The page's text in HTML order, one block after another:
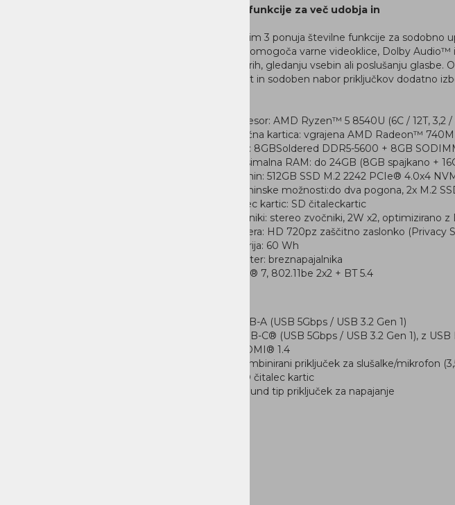
Pametne funkcije za več udobja in
IdeaPad Slim 3 ponuja številne funkcije za sodobno
zasebnost omogoča varne videoklice, Dolby
pri pogovorih, gledanju vsebin ali poslušanju glasbe.
povezljivost in sodoben nabor priključkov dodatno
Procesor: AMD Ryzen™ 5 8540U (6C / 12T, 3,2
Grafična kartica: vgrajena AMD Radeon™
RAM: 8GBSoldered DDR5-5600 + 8GB
Maksimalna RAM: do 24GB (8GB spajkano +
Spomin: 512GB SSD M.2 2242 PCIe® 4.0x4
Spominske možnosti:do dva pogona, 2x M.2
Čitalec kartic: SD čitaleckartic
Zvočniki: stereo zvočniki, 2W x2, optimizirano
Kamera: HD 720pz zaščitno zaslonko (Privacy
Baterija: 60 Wh
Adapter: breznapajalnika
Wi-Fi® 7, 802.11be 2x2 + BT 5.4
2xUSB-A (USB 5Gbps / USB 3.2 Gen 1)
1x USB-C® (USB 5Gbps / USB 3.2 Gen 1), z
1x HDMI® 1.4
1x kombinirani priključek za slušalke/mikrofon
1x SD čitalec kartic
1x Round tip priključek za napajanje